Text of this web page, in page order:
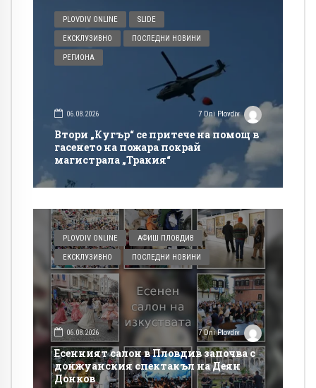
PLOVDIV ONLINE SLIDE
ЕКСКЛУЗИВНО ПОСЛЕДНИ НОВИНИ
РЕГИОНА
06.08.2026 7 Dni Plovdiv
Втори „Кугър“ се притече на помощ в
гасенето на пожара покрай
магистрала „Тракия“
PLOVDIV ONLINE АФИШ ПЛОВДИВ
ЕКСКЛУЗИВНО ПОСЛЕДНИ НОВИНИ
06.08.2026 7 Dni Plovdiv
Есенният салон в Пловдив започва с
донжуанския спектакъл на Деян
Донков